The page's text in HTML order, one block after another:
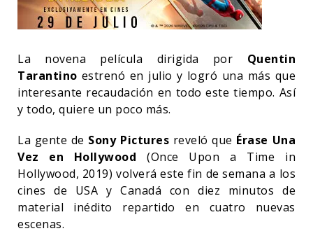
La novena película dirigida por Quentin
Tarantino estrenó en julio y logró una más que
interesante recaudación en todo este tiempo. Así
y todo, quiere un poco más.
La gente de Sony Pictures reveló que Érase Una
Vez en Hollywood(Once Upon a Time in
Hollywood, 2019) volverá este fin de semana a los
cines de USA y Canadá con diez minutos de
material inédito repartido en cuatro nuevas
escenas.